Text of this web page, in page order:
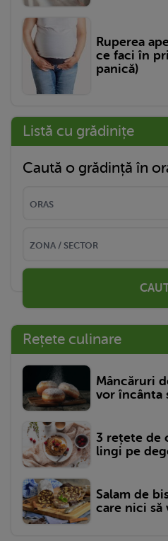
Ruperea
ce faci în
panică)
Listă cu grădinițe
Caută o grădință în
Rețete culinare
Mâncăruri
vor încânta
3 rețete de
lingi pe
Salam de
care nici să